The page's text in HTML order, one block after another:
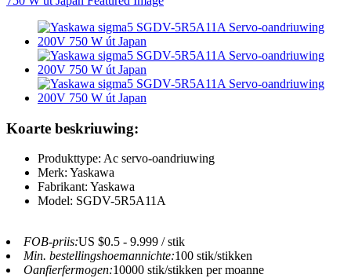
Koarte beskriuwing:
Produkttype: Ac servo-oandriuwing
Merk: Yaskawa
Fabrikant: Yaskawa
Model: SGDV-5R5A11A
FOB-priis:US $0.5 - 9.999 / stik
Min. bestellingshoemannichte:100 stik/stikken
Oanfierfermogen:10000 stik/stikken per moanne